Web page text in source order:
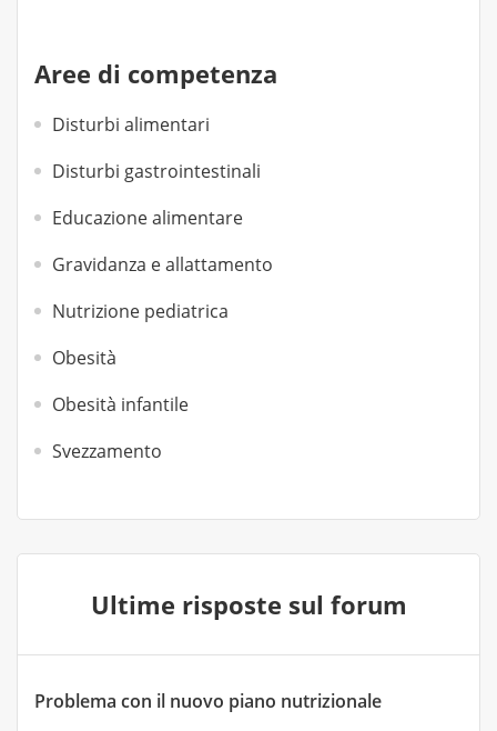
Aree di competenza
Disturbi alimentari
Disturbi gastrointestinali
Educazione alimentare
Gravidanza e allattamento
Nutrizione pediatrica
Obesità
Obesità infantile
Svezzamento
Ultime risposte sul forum
Problema con il nuovo piano nutrizionale